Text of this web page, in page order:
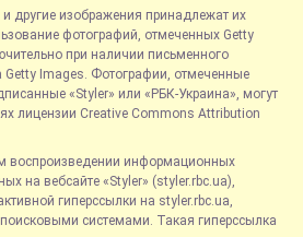
другие изображения принадлежат их
фотографий, отмеченных Getty
при наличии письменного
Getty Images. Фотографии, отмеченные
«Styler» или «РБК-Украина», могут
лицензии Creative Commons Attribution
воспроизведении информационных
на вебсайте «Styler» (styler.rbc.ua),
гиперссылки на styler.rbc.ua,
системами. Такая гиперссылка